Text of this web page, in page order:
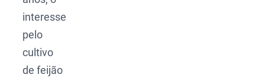
interesse
pelo
cultivo
de feijão